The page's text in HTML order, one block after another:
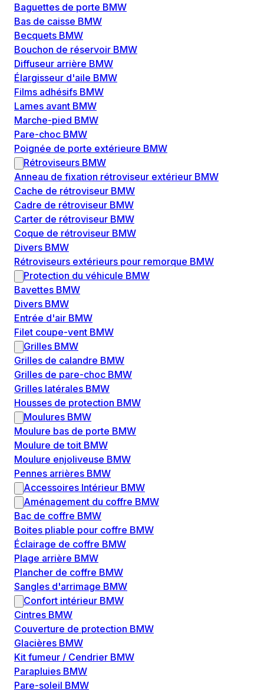
Baguettes de porte BMW
Bas de caisse BMW
Becquets BMW
Bouchon de réservoir BMW
Diffuseur arrière BMW
Élargisseur d'aile BMW
Films adhésifs BMW
Lames avant BMW
Marche-pied BMW
Pare-choc BMW
Poignée de porte extérieure BMW
Rétroviseurs BMW
Anneau de fixation rétroviseur extérieur BMW
Cache de rétroviseur BMW
Cadre de rétroviseur BMW
Carter de rétroviseur BMW
Coque de rétroviseur BMW
Divers BMW
Rétroviseurs extérieurs pour remorque BMW
Protection du véhicule BMW
Bavettes BMW
Divers BMW
Entrée d'air BMW
Filet coupe-vent BMW
Grilles BMW
Grilles de calandre BMW
Grilles de pare-choc BMW
Grilles latérales BMW
Housses de protection BMW
Moulures BMW
Moulure bas de porte BMW
Moulure de toit BMW
Moulure enjoliveuse BMW
Pennes arrières BMW
Accessoires Intérieur BMW
Aménagement du coffre BMW
Bac de coffre BMW
Boites pliable pour coffre BMW
Éclairage de coffre BMW
Plage arrière BMW
Plancher de coffre BMW
Sangles d'arrimage BMW
Confort intérieur BMW
Cintres BMW
Couverture de protection BMW
Glacières BMW
Kit fumeur / Cendrier BMW
Parapluies BMW
Pare-soleil BMW